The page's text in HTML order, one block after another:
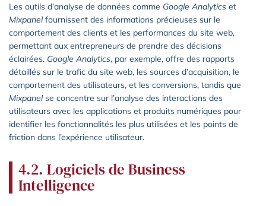
Les outils d’analyse de données comme Google Analytics et
Mixpanelfournissent des informations précieuses sur le
comportement des clients et les performances du site web,
permettant aux entrepreneurs de prendre des décisions
éclairées. Google Analytics, par exemple, offre des rapports
détaillés sur le trafic du site web, les sources d’acquisition, le
comportement des utilisateurs, et les conversions, tandis que
Mixpanelse concentre sur l’analyse des interactions des
utilisateurs avec les applications et produits numériques pour
identifier les fonctionnalités les plus utilisées et les points de
friction dans l’expérience utilisateur.
4.2. Logiciels de Business
Intelligence